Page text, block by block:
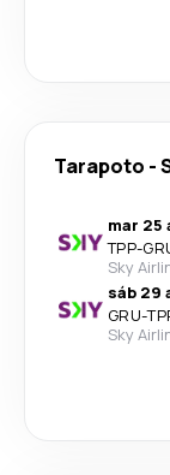
Tarapoto -
mar 25
TPP-
Sky
sáb 29
GRU-
Sky